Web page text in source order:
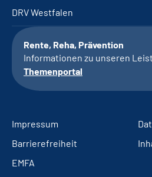
DRV Westfalen
Rente, Reha, Prävention
Informationen zu unseren
Themenportal
Impressum
Barrierefreiheit
EMFA